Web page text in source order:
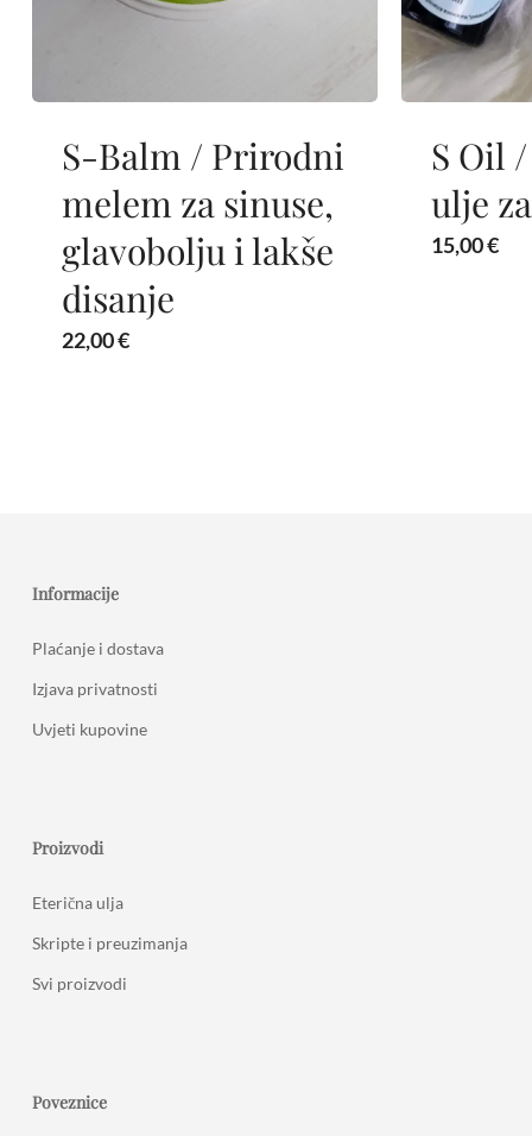
​S-Balm / Prirodni
melem za sinuse,
glavobolju i lakše
disanje
22,00€
S Oil
ulje
15,00€
Informacije
Plaćanje i dostava
Izjava privatnosti
Uvjeti kupovine
Proizvodi
Eterična ulja
Skripte i preuzimanja
Svi proizvodi
Poveznice